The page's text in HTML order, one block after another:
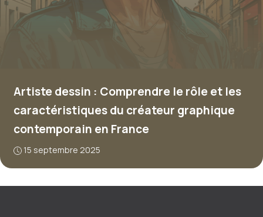
Artiste dessin : Comprendre le rôle et les
caractéristiques du créateur graphique
contemporain en France
15 septembre 2025